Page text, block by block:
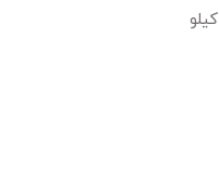
محصول بالای قسمت قد و وزن مشاهده مینمایید. قواره این لباس بزرگ بوده سایز اسمال آن برای حدود 60 کیلو و سایز ایکس لارج آن برای حدود 100 کیلو